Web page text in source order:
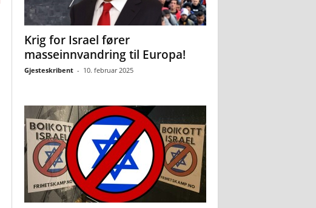
Krig for Israel fører
masseinnvandring til Europa!
Gjesteskribent - 10. februar 2025